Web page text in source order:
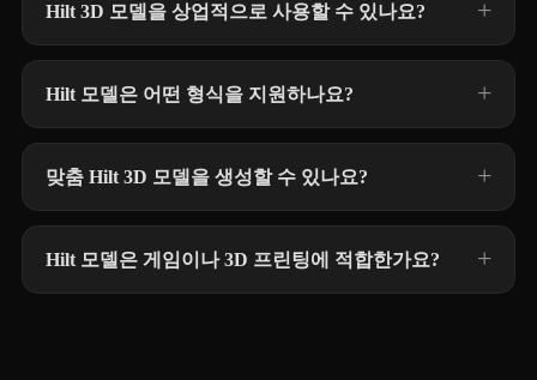
Hilt 3D 모델을 상업적으로 사용할 수 있나요?
Hilt 모델은 어떤 형식을 지원하나요?
맞춤 Hilt 3D 모델을 생성할 수 있나요?
Hilt 모델은 게임이나 3D 프린팅에 적합한가요?